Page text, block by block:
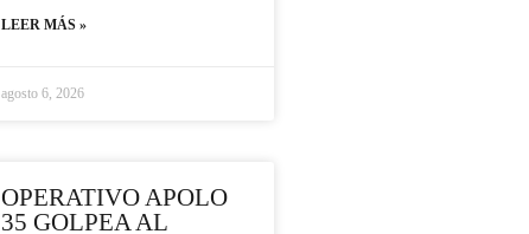
LEER MÁS »
agosto 6, 2026
OPERATIVO APOLO
35 GOLPEA AL